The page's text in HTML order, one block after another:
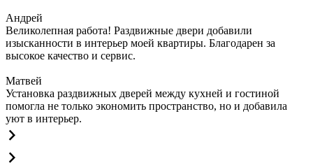
Андрей
Великолепная работа! Раздвижные двери добавили
изысканности в интерьер моей квартиры. Благодарен за
высокое качество и сервис.
Матвей
Установка раздвижных дверей между кухней и гостиной
помогла не только экономить пространство, но и добавила
уют в интерьер.